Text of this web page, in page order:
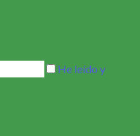
He leído y